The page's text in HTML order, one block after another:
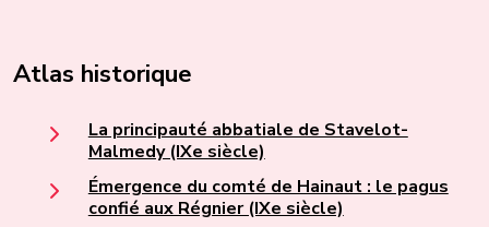
Atlas historique
La principauté abbatiale de Stavelot-
Malmedy (IXe siècle)
Émergence du comté de Hainaut : le pagus
confié aux Régnier (IXe siècle)